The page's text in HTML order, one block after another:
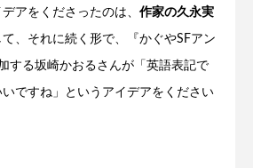
アをくださったのは、 作家の久永実
、それに続く形で、『かぐやSFアン
する坂崎かおるさんが「英語表記で
ですね」というアイデアをください